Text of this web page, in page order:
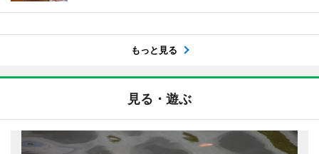
もっと見る
見る・遊ぶ